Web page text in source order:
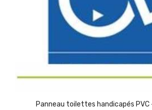
Panneau toilettes handicapés